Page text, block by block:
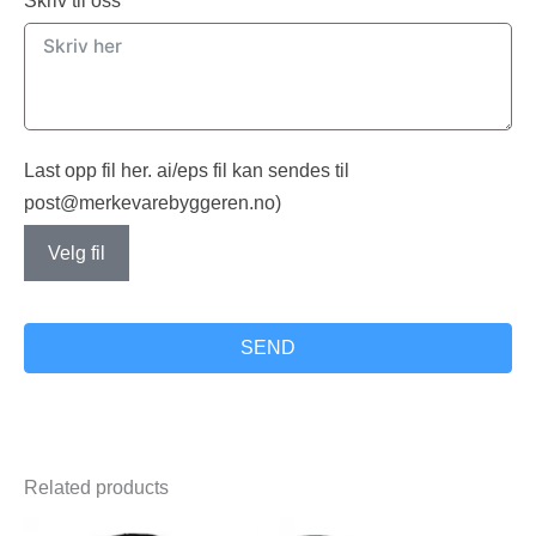
Last opp fil her. ai/eps fil kan sendes til
post@merkevarebyggeren.no)
Velg fil
SEND
Related products